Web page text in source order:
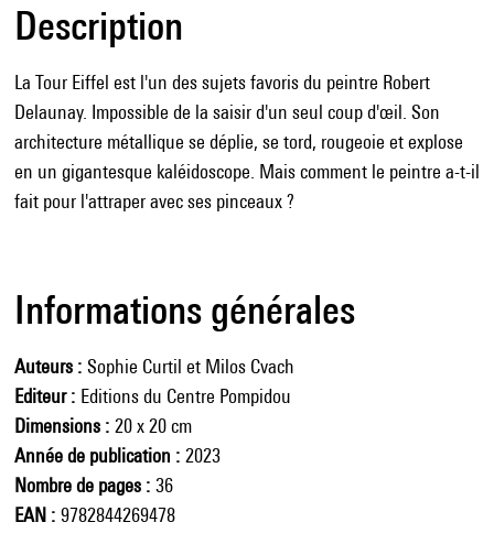
Description
La Tour Eiffel est l'un des sujets favoris du peintre Robert
Delaunay. Impossible de la saisir d'un seul coup d'œil. Son
architecture métallique se déplie, se tord, rougeoie et explose
en un gigantesque kaléidoscope. Mais comment le peintre a-t-il
fait pour l'attraper avec ses pinceaux ?
Informations générales
Auteurs
Sophie Curtil et Milos Cvach
Editeur
Editions du Centre Pompidou
Dimensions
20 x 20 cm
Année de publication
2023
Nombre de pages
36
EAN
9782844269478